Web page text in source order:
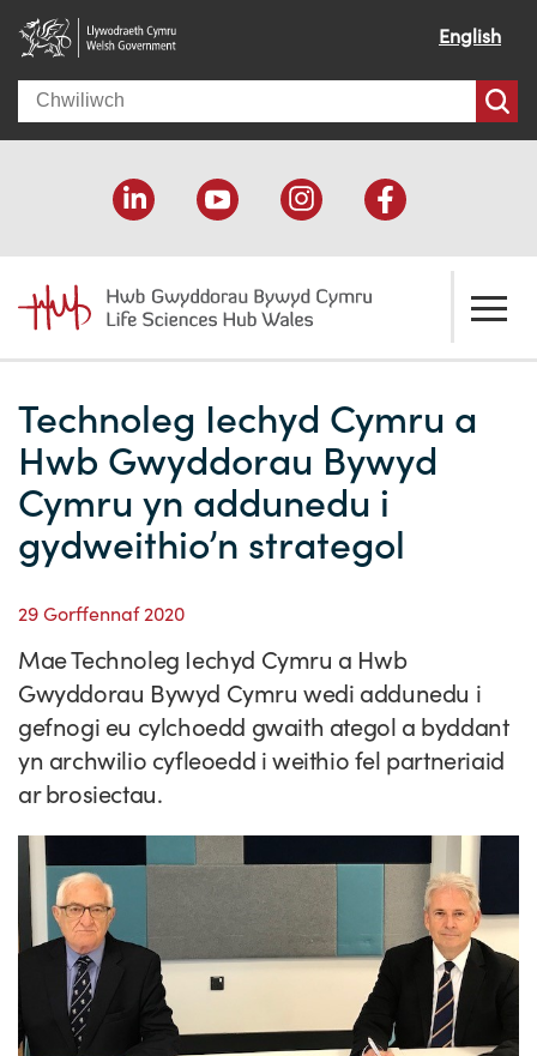
English
Search
Croeso
Ein effaith
Ein pobl
Tystebau
Ymuno â'n tîm
Ein cymorth
Datblygu economaidd
Cefnogaeth cyllido
Partneriaethau
Adnoddau
Cyfeiriadur Cyllido
Cylchlythyrau sector
Adroddiadau ar Wybodaeth y Sector
Straeon Llwydiant
Astudiaethau Achos Ysgrifenedig
Fideos Astudiaethau Achos
Ein cylchlythyr
Cyflwyno astudiaeth achos
Cyflwyno stori newyddion
Newyddion
Blogiau
Technoleg Iechyd Cymru a
Hwb Gwyddorau Bywyd
Cymru yn addunedu i
gydweithio’n strategol
29 Gorffennaf 2020
Mae Technoleg Iechyd Cymru a Hwb
Gwyddorau Bywyd Cymru wedi addunedu i
gefnogi eu cylchoedd gwaith ategol a byddant
yn archwilio cyfleoedd i weithio fel partneriaid
ar brosiectau.